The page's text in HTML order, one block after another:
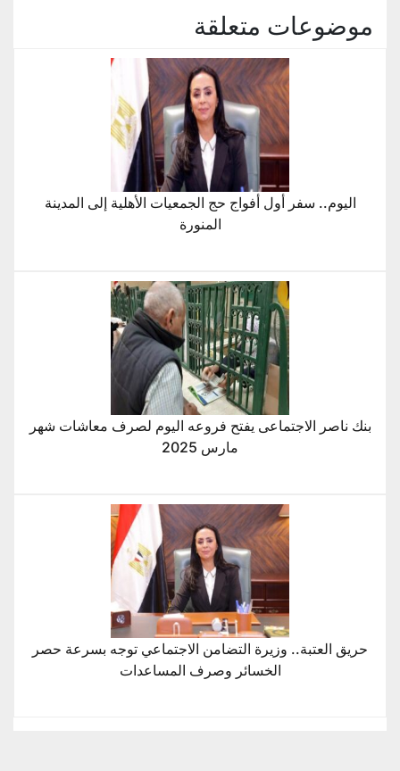
موضوعات متعلقة
اليوم.. سفر أول أفواج حج الجمعيات الأهلية إلى المدينة
المنورة
بنك ناصر الاجتماعى يفتح فروعه اليوم لصرف معاشات شهر
مارس 2025
حريق العتبة.. وزيرة التضامن الاجتماعي توجه بسرعة حصر
الخسائر وصرف المساعدات